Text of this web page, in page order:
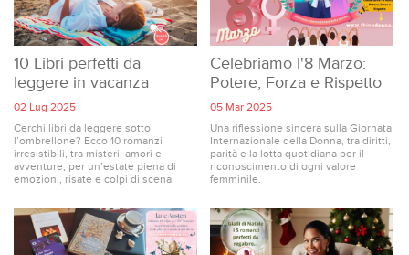
10 Libri perfetti da
leggere in vacanza
02 Lug 2025
Cerchi libri da leggere sotto
l’ombrellone? Ecco 10 romanzi
irresistibili, tra misteri, amori e
avventure, per un’estate piena di
emozioni, risate e colpi di scena.
Celebriamo l'8 Marzo:
Potere, Forza e Rispetto
05 Mar 2025
Una riflessione sincera sulla Giornata
Internazionale della Donna, tra diritti,
parità e la lotta quotidiana per il
riconoscimento di ogni valore
femminile.